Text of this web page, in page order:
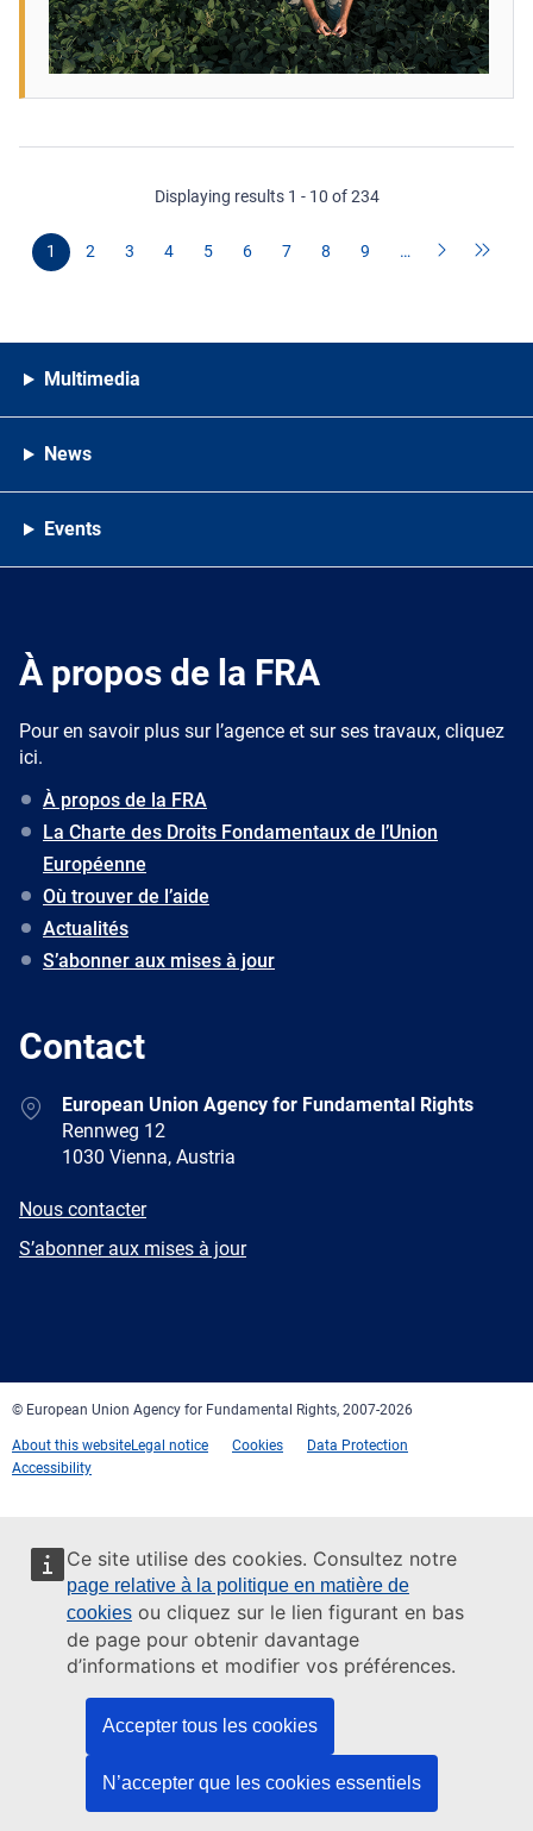
Ce site utilise des cookies. Consultez notre
page relative à la politique en matière de
cookies ou cliquez sur le lien figurant en bas
de page pour obtenir davantage
d’informations et modifier vos préférences.
Accepter tous les cookies
N’accepter que les cookies essentiels
Displaying results 1 - 10 of 234
1 2 3 4 5 6 7 8 9 …
Multimedia
News
Events
À propos de la FRA
Pour en savoir plus sur l’agence et sur ses travaux, cliquez
ici.
À propos de la FRA
La Charte des Droits Fondamentaux de l’Union
Européenne
Où trouver de l’aide
Actualités
S’abonner aux mises à jour
Contact
AddressEuropean Union Agency for Fundamental Rights
Rennweg 12
1030 Vienna, Austria
E-
Nous contacter
Newsletter
S’abonner aux mises à jour
© European Union Agency for Fundamental Rights, 2007-2026
About this websiteLegal notice Cookies
Data Protection
Accessibility